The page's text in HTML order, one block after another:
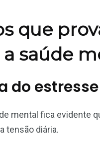
que
a saúde
do estresse
mental fica evidente
tensão diária.